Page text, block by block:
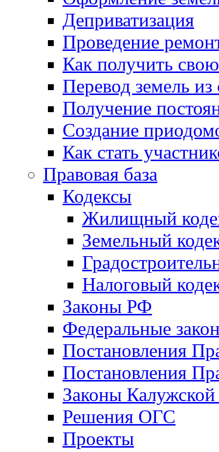
Деприватизация
Проведение
Как получить
Перевод земель
Получение
Создание
Как стать
Правовая база
Кодексы
Жилищный
Земельный
Налоговый
Законы РФ
Федеральные
Постановления
Постановления
Законы Калужской
Решения ОГС
Проекты